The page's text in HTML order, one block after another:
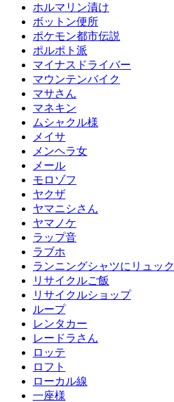
ホルマリン漬け
ボットン便所
ポケモン都市伝説
ポルポト派
マイナスドライバー
マウンテンバイク
マサさん
マネキン
ムシャクル様
メイサ
メンヘラ女
メール
モロゾフ
ヤクザ
ヤマニシさん
ヤマノケ
ラップ音
ラブホ
ランニングシャツにリュック
リサイクルご飯
リサイクルショップ
ループ
レンタカー
レードラさん
ロッテ
ロフト
ローカル線
一座様